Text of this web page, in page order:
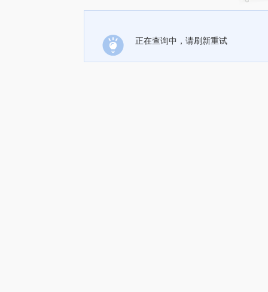
正在查询中，请刷新重试